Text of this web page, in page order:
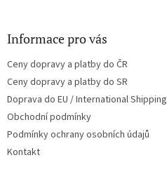
Informace pro vás
Ceny dopravy a platby do ČR
Ceny dopravy a platby do SR
Doprava do EU / International Shipping
Obchodní podmínky
Podmínky ochrany osobních údajů
Kontakt